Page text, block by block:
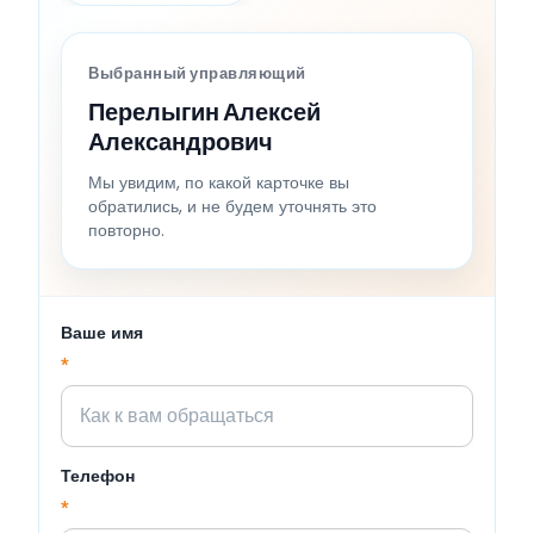
Выбранный управляющий
Перелыгин Алексей
Александрович
Мы увидим, по какой карточке вы
обратились, и не будем уточнять это
повторно.
Ваше имя
*
Телефон
*